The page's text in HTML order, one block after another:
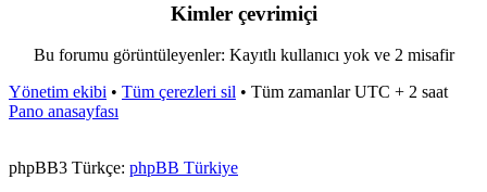
Kimler çevrimiçi
Bu forumu görüntüleyenler: Kayıtlı kullanıcı yok ve 2 misafir
Yönetim ekibi • Tüm çerezleri sil • Tüm zamanlar UTC + 2 saat
Pano anasayfası
phpBB3 Türkçe: phpBB Türkiye